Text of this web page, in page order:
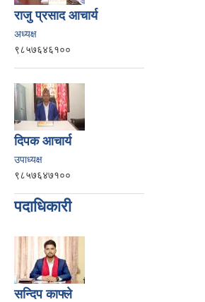
राजु प्रसाद आचार्य
अध्यक्ष
९८५७६४६१००
दिपक आचार्य
उपाध्यक्ष
९८५७६४७१००
पदाधिकारी
सन्दिप काफ्ले